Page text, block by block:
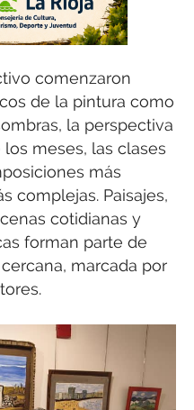
comenzaron
de la pintura como
la perspectiva
meses, las clases
más
complejas. Paisajes,
cotidianas y
forman parte de
marcada por